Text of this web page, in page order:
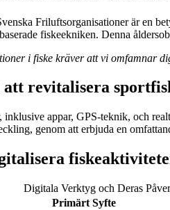
Friluftsorganisationer är en
fiskeekniken. Denna
i fiske kräver att vi omfamnar
revitalisera
appar, GPS-teknik, och
genom att erbjuda en
Digitala Verktyg och Deras
Primärt Syfte